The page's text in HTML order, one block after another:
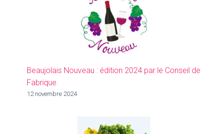
Beaujolais Nouveau : édition 2024 par le Conseil de
Fabrique.
12 novembre 2024